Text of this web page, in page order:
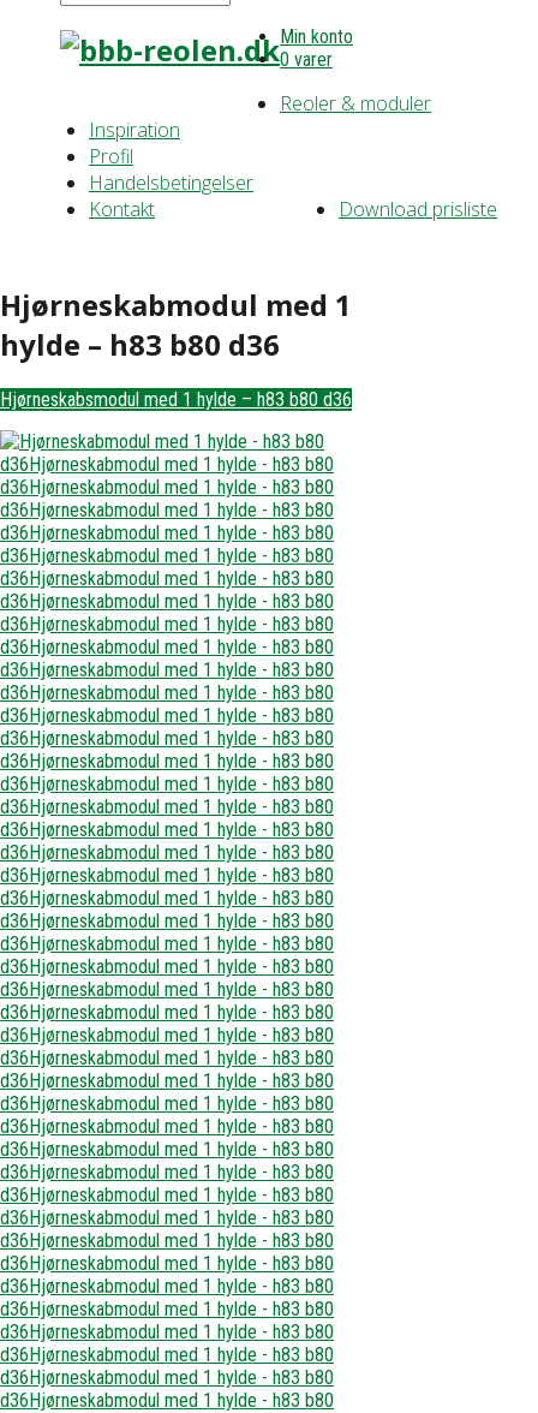
Min konto
0 varer
Reoler & moduler
Inspiration
Profil
Handelsbetingelser
Download prisliste
Kontakt
Hjørneskabmodul med 1
hylde – h83 b80 d36
Hjørneskabsmodul med 1 hylde – h83 b80 d36